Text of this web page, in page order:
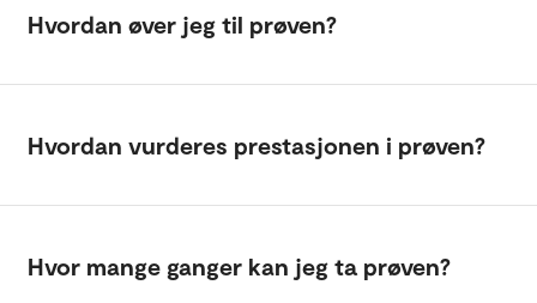
Hvordan øver jeg til prøven?
Hvordan vurderes prestasjonen i prøven?
Hvor mange ganger kan jeg ta prøven?